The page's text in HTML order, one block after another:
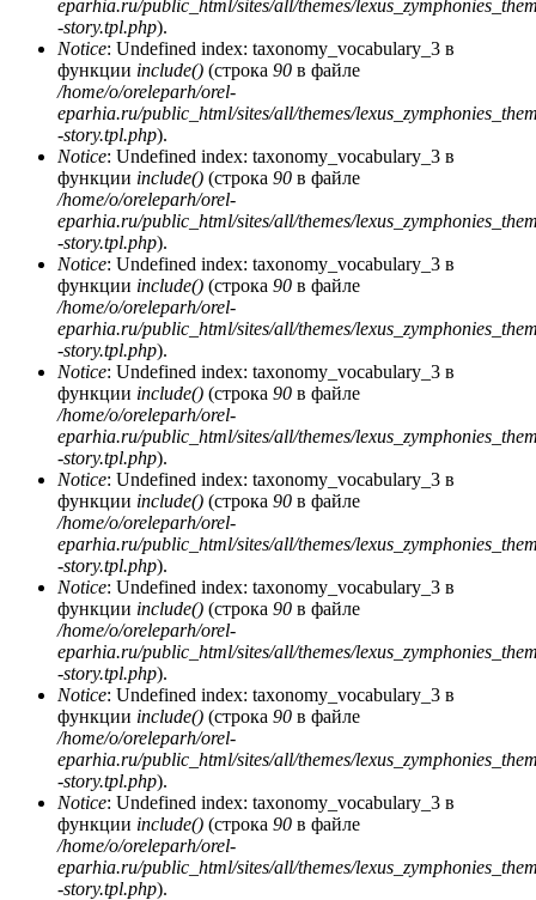
eparhia.ru/public_html/sites/all/themes/
-story.tpl.php).
Notice: Undefined index: taxonomy_vocabulary_3 в
функции include() (строка 90 в файле
/home/o/oreleparh/orel-
eparhia.ru/public_html/sites/all/themes/
-story.tpl.php).
Notice: Undefined index: taxonomy_vocabulary_3 в
функции include() (строка 90 в файле
/home/o/oreleparh/orel-
eparhia.ru/public_html/sites/all/themes/
-story.tpl.php).
Notice: Undefined index: taxonomy_vocabulary_3 в
функции include() (строка 90 в файле
/home/o/oreleparh/orel-
eparhia.ru/public_html/sites/all/themes/
-story.tpl.php).
Notice: Undefined index: taxonomy_vocabulary_3 в
функции include() (строка 90 в файле
/home/o/oreleparh/orel-
eparhia.ru/public_html/sites/all/themes/
-story.tpl.php).
Notice: Undefined index: taxonomy_vocabulary_3 в
функции include() (строка 90 в файле
/home/o/oreleparh/orel-
eparhia.ru/public_html/sites/all/themes/
-story.tpl.php).
Notice: Undefined index: taxonomy_vocabulary_3 в
функции include() (строка 90 в файле
/home/o/oreleparh/orel-
eparhia.ru/public_html/sites/all/themes/
-story.tpl.php).
Notice: Undefined index: taxonomy_vocabulary_3 в
функции include() (строка 90 в файле
/home/o/oreleparh/orel-
eparhia.ru/public_html/sites/all/themes/
-story.tpl.php).
Notice: Undefined index: taxonomy_vocabulary_3 в
функции include() (строка 90 в файле
/home/o/oreleparh/orel-
eparhia.ru/public_html/sites/all/themes/
-story.tpl.php).